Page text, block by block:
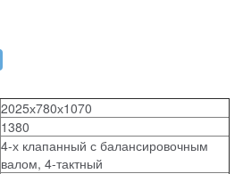
2025х780х1070
1380
4-х клапанный с балансировочным
валом, 4-тактный